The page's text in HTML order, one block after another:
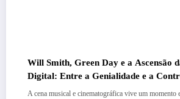
Will Smith, Green Day e a Ascensão
Digital: Entre a Genialidade e a
A cena musical e cinematográfica vive um momento